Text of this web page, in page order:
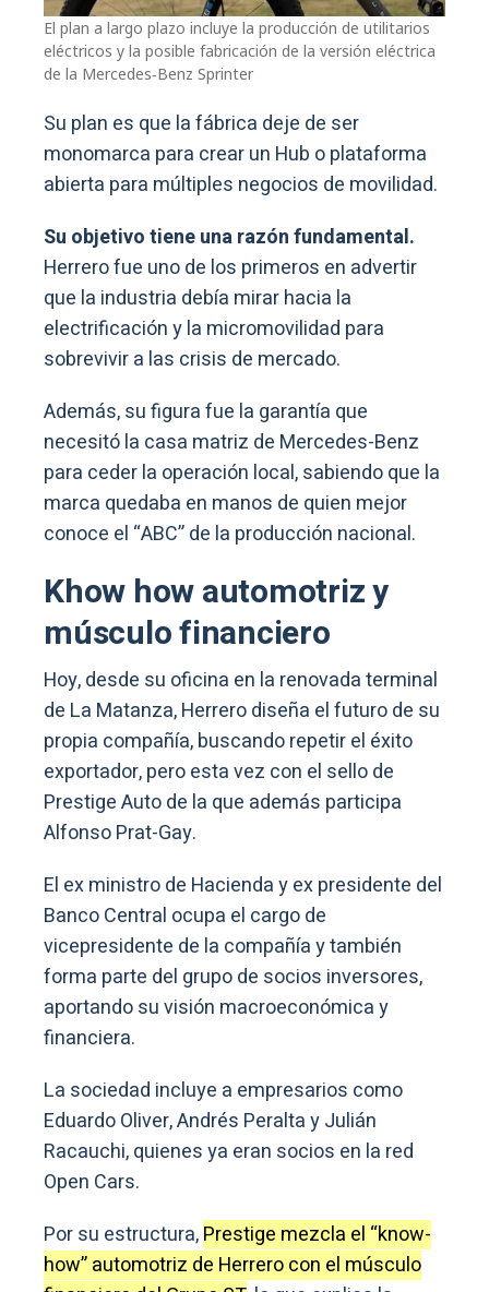
El plan a largo plazo incluye la producción de utilitarios
eléctricos y la posible fabricación de la versión eléctrica
de la Mercedes‑Benz Sprinter
Su plan es que la fábrica deje de ser
monomarca para crear un Hub o plataforma
abierta para múltiples negocios de movilidad.
Su objetivo tiene una razón fundamental.
Herrero fue uno de los primeros en advertir
que la industria debía mirar hacia la
electrificación y la micromovilidad para
sobrevivir a las crisis de mercado.
Además, su figura fue la garantía que
necesitó la casa matriz de Mercedes-Benz
para ceder la operación local, sabiendo que la
marca quedaba en manos de quien mejor
conoce el “ABC” de la producción nacional.
Khow how automotriz y
músculo financiero
Hoy, desde su oficina en la renovada terminal
de La Matanza, Herrero diseña el futuro de su
propia compañía, buscando repetir el éxito
exportador, pero esta vez con el sello de
Prestige Auto de la que además participa
Alfonso Prat-Gay.
El ex ministro de Hacienda y ex presidente del
Banco Central ocupa el cargo de
vicepresidente de la compañía y también
forma parte del grupo de socios inversores,
aportando su visión macroeconómica y
financiera.
La sociedad incluye a empresarios como
Eduardo Oliver, Andrés Peralta y Julián
Racauchi, quienes ya eran socios en la red
Open Cars.
Por su estructura,Prestige mezcla el “know-
how” automotriz de Herrero con el músculo